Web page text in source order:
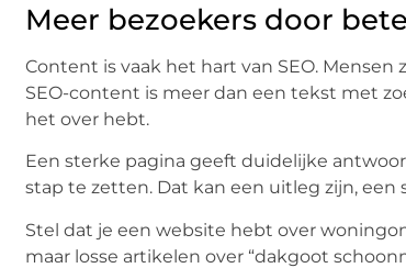
Meer bezoekers door
Content is vaak het hart van SEO.
SEO-content is meer dan een tekst met
het over hebt.
Een sterke pagina geeft duidelijke
stap te zetten. Dat kan een uitleg zijn,
Stel dat je een website hebt over
maar losse artikelen over “dakgoot